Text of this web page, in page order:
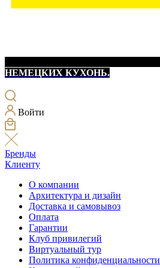
НЕМЕЦКИХ КУХОНЬ.
Войти
Бренды
Клиенту
О компании
Архитектура и дизайн
Доставка и самовывоз
Оплата
Гарантии
Клуб привилегий
Виртуальный тур
Политика конфиденциальности